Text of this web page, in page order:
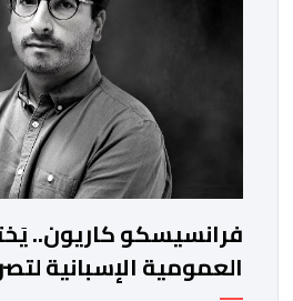
فرانسيسكو كاريون..
العمومية الإسبانية